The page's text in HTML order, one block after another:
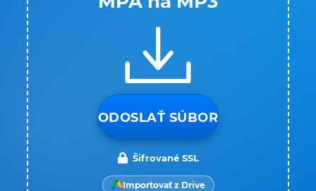
ODOSLAŤ SÚBOR
Šifrované SSL
Importovať z Drive